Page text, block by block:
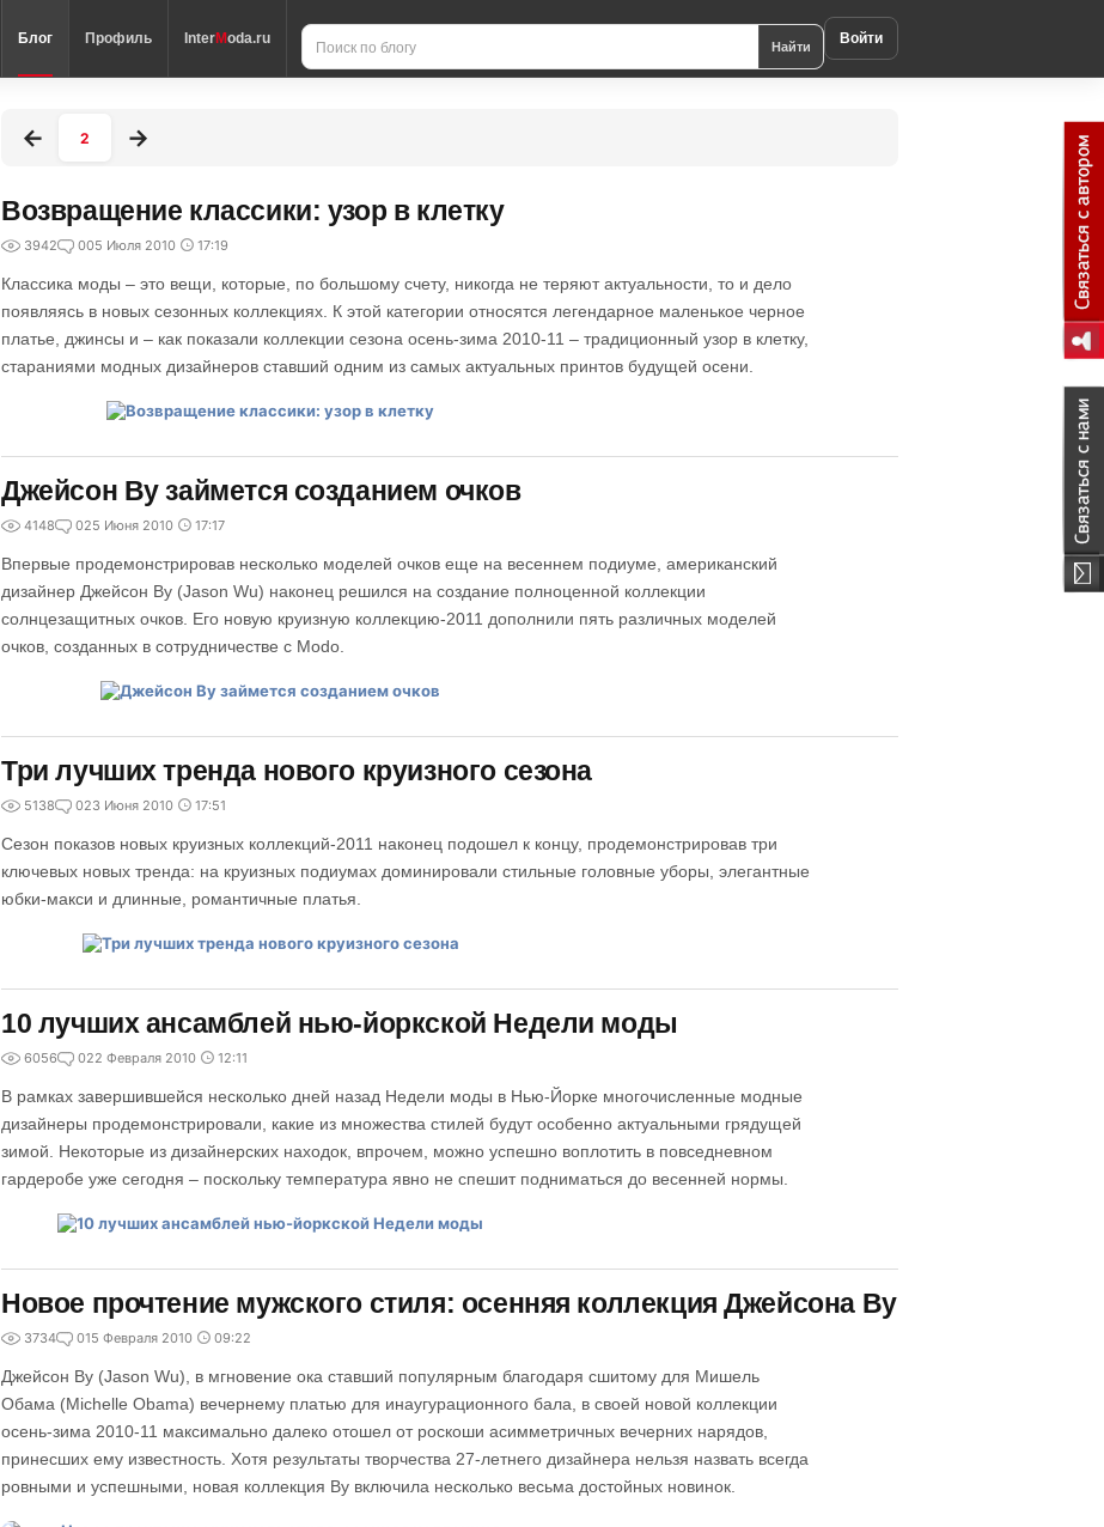
Блог Профиль InterModa.ru Найти Войти
2
Возвращение классики: узор в клетку
3942 005 Июля 2010 17:19
Классика моды – это вещи, которые, по большому счету, никогда не теряют актуальности, то и дело
появляясь в новых сезонных коллекциях. К этой категории относятся легендарное маленькое черное
платье, джинсы и – как показали коллекции сезона осень-зима 2010-11 – традиционный узор в клетку,
стараниями модных дизайнеров ставший одним из самых актуальных принтов будущей осени.
Джейсон Ву займется созданием очков
4148 025 Июня 2010 17:17
Впервые продемонстрировав несколько моделей очков еще на весеннем подиуме, американский
дизайнер Джейсон Ву (Jason Wu) наконец решился на создание полноценной коллекции
солнцезащитных очков. Его новую круизную коллекцию-2011 дополнили пять различных моделей
очков, созданных в сотрудничестве с Modo.
Три лучших тренда нового круизного сезона
5138 023 Июня 2010 17:51
Сезон показов новых круизных коллекций-2011 наконец подошел к концу, продемонстрировав три
ключевых новых тренда: на круизных подиумах доминировали стильные головные уборы, элегантные
юбки-макси и длинные, романтичные платья.
10 лучших ансамблей нью-йоркской Недели моды
6056 022 Февраля 2010 12:11
В рамках завершившейся несколько дней назад Недели моды в Нью-Йорке многочисленные модные
дизайнеры продемонстрировали, какие из множества стилей будут особенно актуальными грядущей
зимой. Некоторые из дизайнерских находок, впрочем, можно успешно воплотить в повседневном
гардеробе уже сегодня – поскольку температура явно не спешит подниматься до весенней нормы.
Новое прочтение мужского стиля: осенняя коллекция Джейсона Ву
3734 015 Февраля 2010 09:22
Джейсон Ву (Jason Wu), в мгновение ока ставший популярным благодаря сшитому для Мишель
Обама (Michelle Obama) вечернему платью для инаугурационного бала, в своей новой коллекции
осень-зима 2010-11 максимально далеко отошел от роскоши асимметричных вечерних нарядов,
принесших ему известность. Хотя результаты творчества 27-летнего дизайнера нельзя назвать всегда
ровными и успешными, новая коллекция Ву включила несколько весьма достойных новинок.